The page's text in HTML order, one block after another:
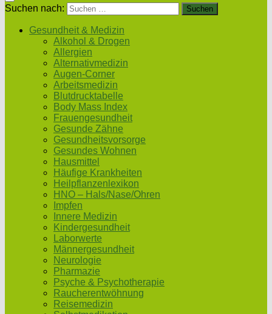
Suchen nach:
Gesundheit & Medizin
Alkohol & Drogen
Allergien
Alternativmedizin
Augen-Corner
Arbeitsmedizin
Blutdrucktabelle
Body Mass Index
Frauengesundheit
Gesunde Zähne
Gesundheitsvorsorge
Gesundes Wohnen
Hausmittel
Häufige Krankheiten
Heilpflanzenlexikon
HNO – Hals/Nase/Ohren
Impfen
Innere Medizin
Kindergesundheit
Laborwerte
Männergesundheit
Neurologie
Pharmazie
Psyche & Psychotherapie
Raucherentwöhnung
Reisemedizin